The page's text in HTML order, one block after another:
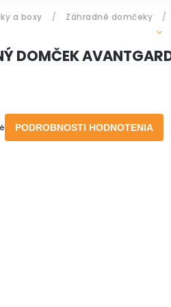
a boxy / Záhradné domčeky /
DOMČEK
PODROBNOSTI HODNOTENIA